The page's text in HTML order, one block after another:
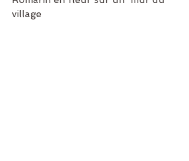
village